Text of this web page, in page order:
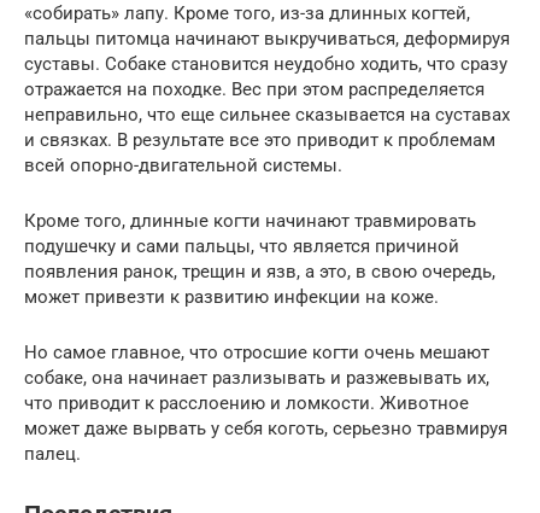
«собирать» лапу. Кроме того, из-за длинных когтей,
пальцы питомца начинают выкручиваться, деформируя
суставы. Собаке становится неудобно ходить, что сразу
отражается на походке. Вес при этом распределяется
неправильно, что еще сильнее сказывается на суставах
и связках. В результате все это приводит к проблемам
всей опорно-двигательной системы.
Кроме того, длинные когти начинают травмировать
подушечку и сами пальцы, что является причиной
появления ранок, трещин и язв, а это, в свою очередь,
может привезти к развитию инфекции на коже.
Но самое главное, что отросшие когти очень мешают
собаке, она начинает разлизывать и разжевывать их,
что приводит к расслоению и ломкости. Животное
может даже вырвать у себя коготь, серьезно травмируя
палец.